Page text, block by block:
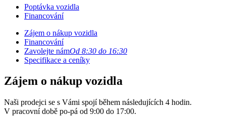
Poptávka vozidla
Financování
Zájem o nákup vozidla
Financování
Zavolejte námOd 8:30 do 16:30
Specifikace a ceníky
Zájem o nákup vozidla
Naši prodejci se s Vámi spojí během následujících 4 hodin.
V pracovní době po-pá od 9:00 do 17:00.